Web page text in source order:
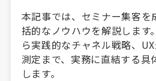
本記事では、セミナー集客を
括的なノウハウを解説します
ら実践的なチャネル戦略、
測定まで、実務に直結する具
します。